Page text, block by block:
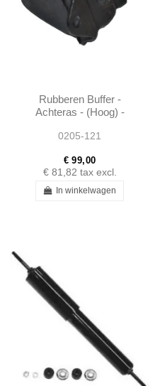
Rubberen Buffer -
Achteras - (Hoog) -
1803200144
0205-121
€ 99,00
€ 81,82 tax excl.
In winkelwagen